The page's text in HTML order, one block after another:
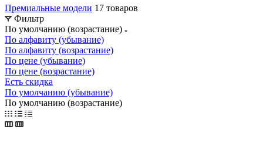
Премиальные модели 17 товаров
Фильтр
По умолчанию (возрастание)
По алфавиту (убывание)
По алфавиту (возрастание)
По цене (убывание)
По цене (возрастание)
Есть скидка
По умолчанию (убывание)
По умолчанию (возрастание)